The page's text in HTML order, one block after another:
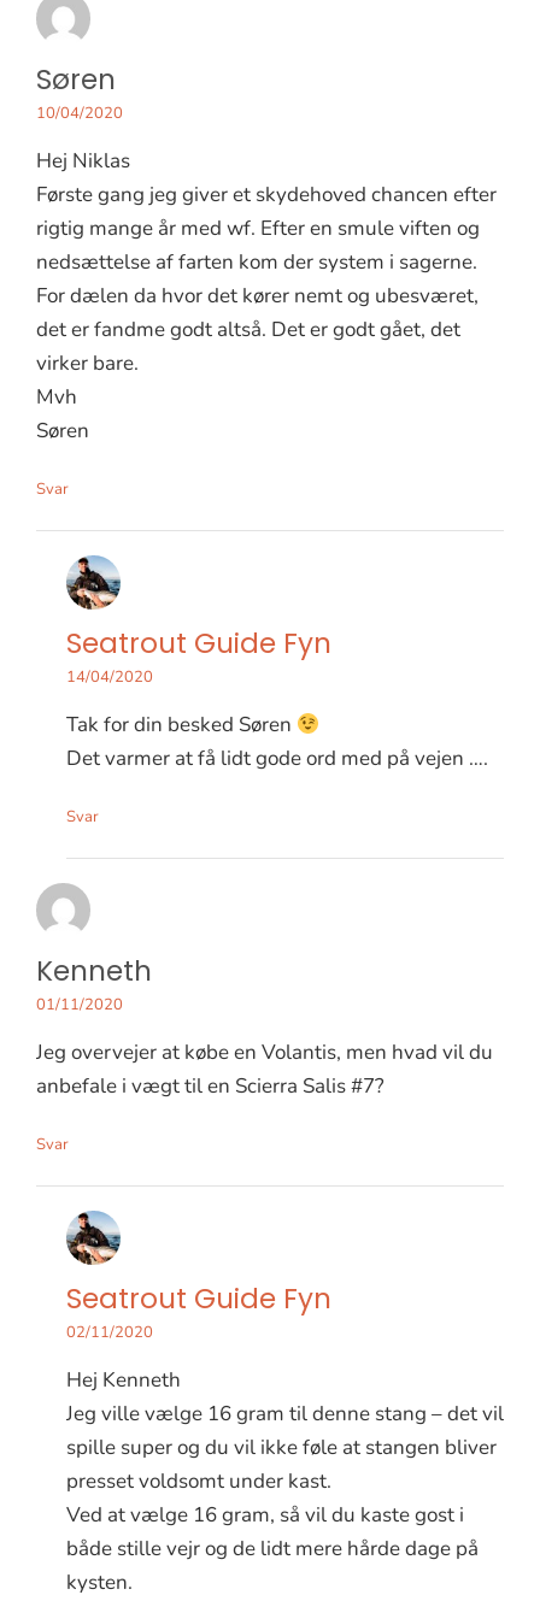
Søren
10/04/2020
Hej Niklas
Første gang jeg giver et skydehoved chancen efter
rigtig mange år med wf. Efter en smule viften og
nedsættelse af farten kom der system i sagerne.
For dælen da hvor det kører nemt og ubesværet,
det er fandme godt altså. Det er godt gået, det
virker bare.
Mvh
Søren
Svar
Seatrout Guide Fyn
14/04/2020
Tak for din besked Søren
Det varmer at få lidt gode ord med på vejen ….
Svar
Kenneth
01/11/2020
Jeg overvejer at købe en Volantis, men hvad vil du
anbefale i vægt til en Scierra Salis #7?
Svar
Seatrout Guide Fyn
02/11/2020
Hej Kenneth
Jeg ville vælge 16 gram til denne stang – det vil
spille super og du vil ikke føle at stangen bliver
presset voldsomt under kast.
Ved at vælge 16 gram, så vil du kaste gost i
både stille vejr og de lidt mere hårde dage på
kysten.